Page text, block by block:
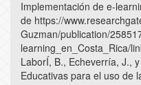
Implementación de e-
de https://
Guzman/publication/
learning_en_Costa_Rica/
LaborÍ, B., Echeverría, J.,
Educativas para el uso de